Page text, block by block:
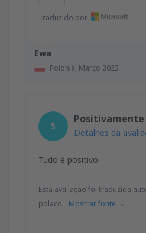
Ewa
Polonia, Março 2023
Traduzido por
5
Positivamente
Detalhes da
Tudo é positivo
Esta avaliação foi traduzida
polaco. Mostrar fonte